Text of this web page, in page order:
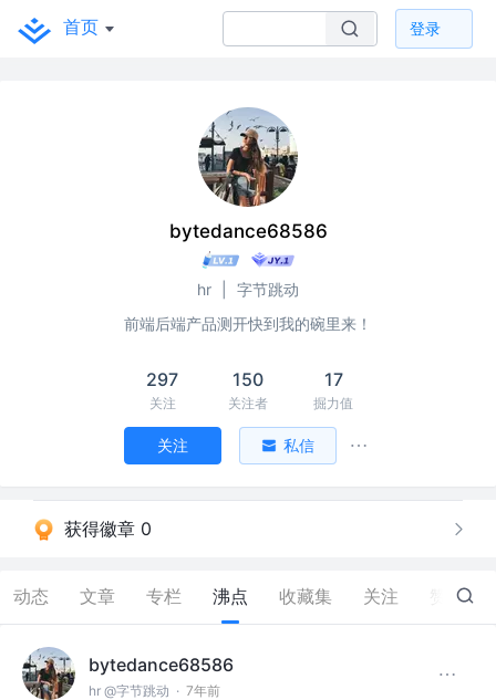
首页 登录
bytedance68586
hr
字节跳动
前端后端产品测开快到我的碗里来！
297
关注
150
关注者
17
掘力值
关注 私信
获得徽章 0
动态 文章 专栏 沸点 收藏集 关注 35
bytedance68586
hr @字节跳动 · 7年前